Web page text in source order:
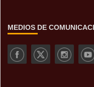
MEDIOS DE